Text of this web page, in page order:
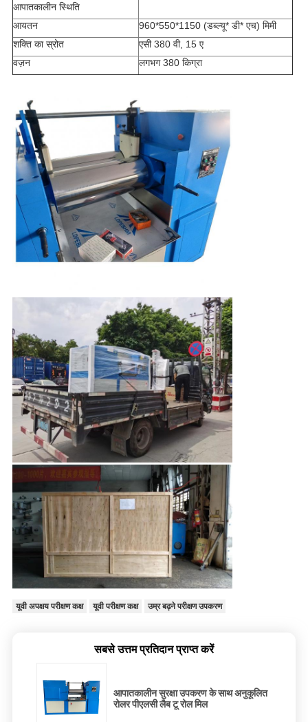
आपातकालीन स्थिति
आयतन
960*550*1150 (डब्ल्यू* डी* एच) मिमी
शक्ति का स्रोत
एसी 380 वी, 15 ए
वज़न
लगभग 380 किग्रा
यूवी अपक्षय परीक्षण कक्ष यूवी परीक्षण कक्ष उम्र बढ़ने परीक्षण उपकरण
सबसे उत्तम प्रतिदान प्राप्त करें
आपातकालीन सुरक्षा उपकरण के साथ अनुकूलित
रोलर पीएलसी लैब टू रोल मिल